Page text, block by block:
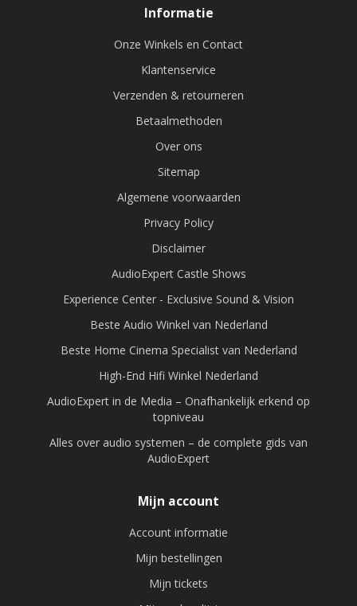
Informatie
Onze Winkels en Contact
Klantenservice
Verzenden & retourneren
Betaalmethoden
Over ons
Sitemap
Algemene voorwaarden
Privacy Policy
Disclaimer
AudioExpert Castle Shows
Experience Center - Exclusive Sound & Vision
Beste Audio Winkel van Nederland
Beste Home Cinema Specialist van Nederland
High-End Hifi Winkel Nederland
AudioExpert in de Media – Onafhankelijk erkend op
topniveau
Alles over audio systemen – de complete gids van
AudioExpert
Mijn account
Account informatie
Mijn bestellingen
Mijn tickets